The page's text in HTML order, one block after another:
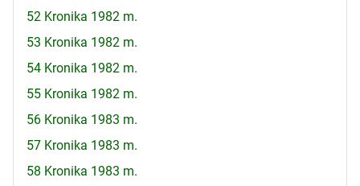
52 Kronika 1982 m.
53 Kronika 1982 m.
54 Kronika 1982 m.
55 Kronika 1982 m.
56 Kronika 1983 m.
57 Kronika 1983 m.
58 Kronika 1983 m.